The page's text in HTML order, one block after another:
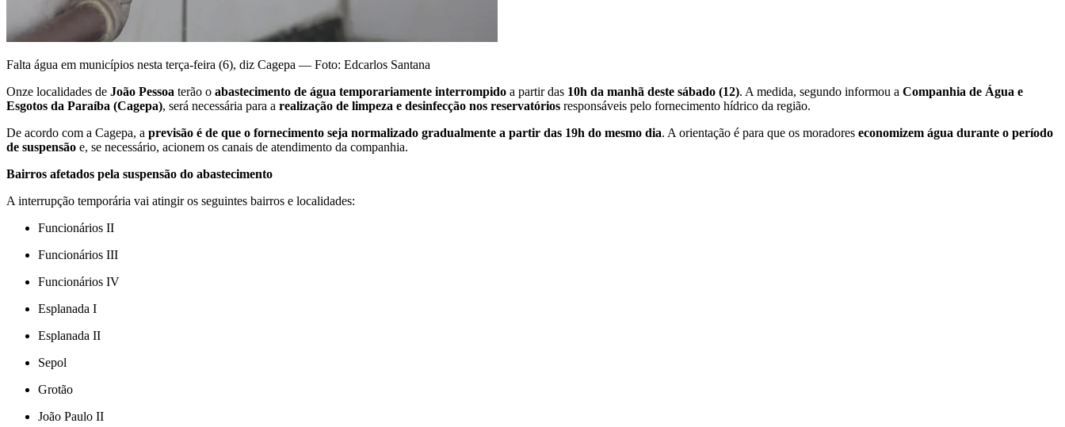
Falta água em municípios nesta terça-feira (6), diz Cagepa — Foto: Edcarlos Santana
Onze localidades de João Pessoa terão o abastecimento de água temporariamente interrompido a partir das 10h da manhã deste sábado (12). A medida, segundo informou a Companhia de Água e
Esgotos da Paraíba (Cagepa), será necessária para a realização de limpeza e desinfecção nos reservatórios responsáveis pelo fornecimento hídrico da região.
De acordo com a Cagepa, a previsão é de que o fornecimento seja normalizado gradualmente a partir das 19h do mesmo dia. A orientação é para que os moradores economizem água durante o período
de suspensão e, se necessário, acionem os canais de atendimento da companhia.
Bairros afetados pela suspensão do abastecimento
A interrupção temporária vai atingir os seguintes bairros e localidades:
Funcionários II
Funcionários III
Funcionários IV
Esplanada I
Esplanada II
Sepol
Grotão
João Paulo II